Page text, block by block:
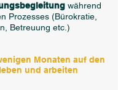
während
Prozesses (Bürokratie,
Betreuung etc.)
Monaten auf den
und arbeiten